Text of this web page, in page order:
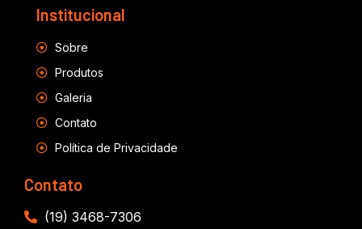
Institucional
Sobre
Produtos
Galeria
Contato
Política de Privacidade
Contato
(19) 3468-7306